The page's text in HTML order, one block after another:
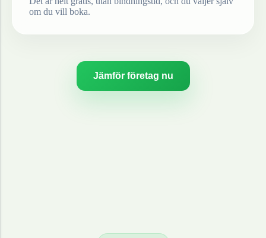
om du vill boka.
Jämför företag nu